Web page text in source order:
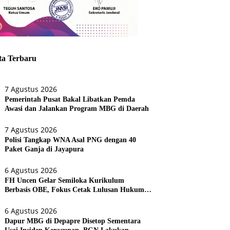
Terbaru
7 Agustus 2026
Pemerintah Pusat Bakal Libatkan Pemda
Awasi dan Jalankan Program MBG di Daerah
7 Agustus 2026
Polisi Tangkap WNA Asal PNG dengan 40
Paket Ganja di Jayapura
6 Agustus 2026
FH Uncen Gelar Semiloka Kurikulum
Berbasis OBE, Fokus Cetak Lulusan Hukum
6 Agustus 2026
Dapur MBG di Depapre Disetop Sementara